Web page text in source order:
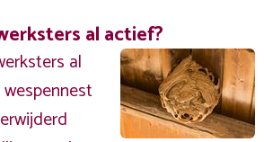
al actief?
al